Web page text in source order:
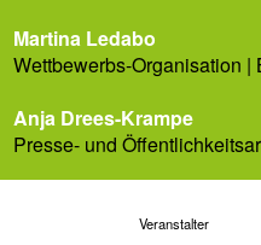
Martina Ledabo
Wettbewerbs-Organisation |
Anja Drees-Krampe
Presse- und
Veranstalter